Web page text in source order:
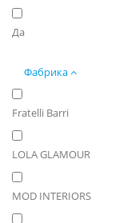
Да
Фабрика
Fratelli Barri
LOLA GLAMOUR
MOD INTERIORS